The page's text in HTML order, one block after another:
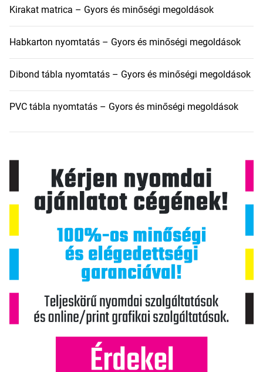
Kirakat matrica – Gyors és minőségi megoldások
Habkarton nyomtatás – Gyors és minőségi megoldások
Dibond tábla nyomtatás – Gyors és minőségi megoldások
PVC tábla nyomtatás – Gyors és minőségi megoldások